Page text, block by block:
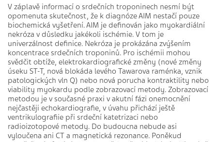
V záplavě informací o srdečních troponinech nesmí být
opomenuta skutečnost, že k diagnóze AIM nestačí pouze
biochemická vyšetření. AIM je definován jako myokardiální
nekróza v důsledku jakékoli ischémie. V tom je
univerzálnost definice. Nekróza je prokázána zvýšením
koncentrace srdečních troponinů. Pro ischémii mohou
svědčit obtíže, elektrokardiografické změny (nové změny
úseku ST-T, nová blokáda levého Tawarova raménka, vznik
patologických vln Q) nebo nová porucha kontraktility nebo
viability myokardu podle zobrazovací metody. Zobrazovací
metodou je v současné praxi v akutní fázi onemocnění
nejčastěji echokardiografie, v úvahu přichází ještě
ventrikulografiie při srdeční katetrizaci nebo
radioizotopové metody. Do budoucna nebude asi
vyloučena ani CT a magnetická rezonance. Poněkud